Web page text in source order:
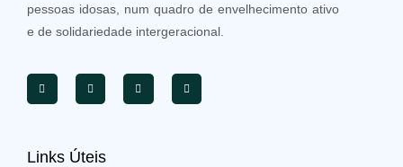
pessoas idosas, num quadro de envelhecimento ativo
e de solidariedade intergeracional.
Links Úteis